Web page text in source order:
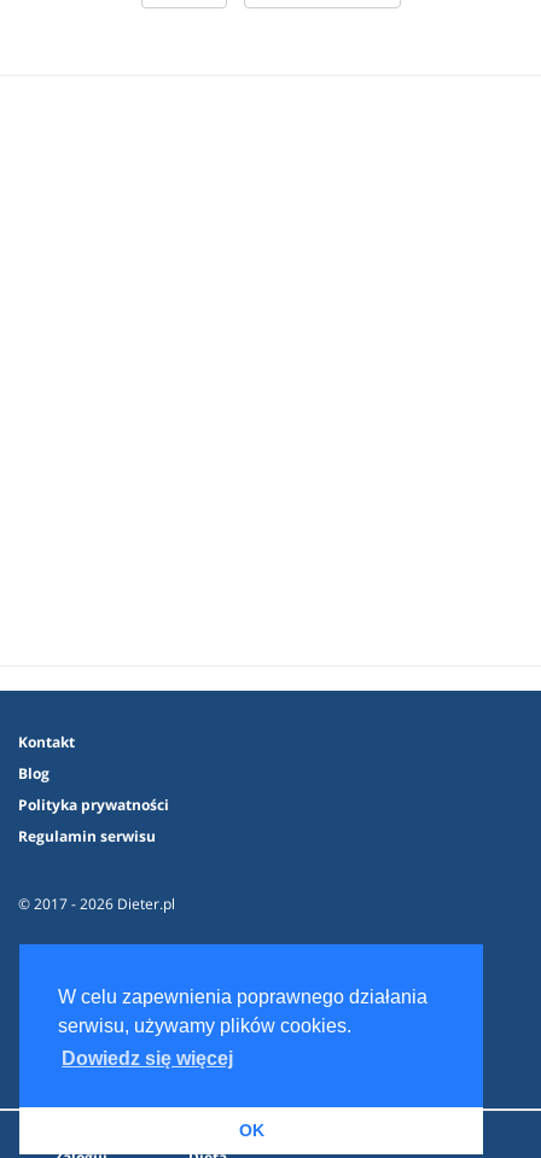
W celu zapewnienia poprawnego działania
serwisu, używamy plików cookies.
Dowiedz się więcej
OK
Kontakt
Blog
Polityka prywatności
Regulamin serwisu
© 2017 - 2026 Dieter.pl